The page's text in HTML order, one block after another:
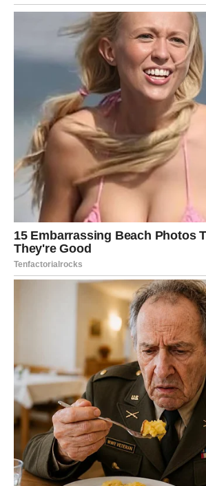
jasnim pravcem. Ako si rasut na više
započinješ mnogo, a završavaš malo,
pritisak da se konačno odlučiš gde
energiju. Karma te ne kažnjava – ona
Mogući su razgovori sa autoritetima,
deluju primamljivo, ali ćeš morati da
„Da li je ovo samo zanimljivo ili je
vremena?“
Finansije se stabilizuju
da se oslanjaš na improvizaciju i
strategiju, koliko god ti to delovalo
Ako si ranije menjao planove iz straha
sada shvataš da jeneodlučnost
najskuplji
Karmička poruka za posao i novac:
Uspeh dolazi kada prestaneš da trčiš
UNUTRAŠNJA
TRANSFORMACIJA –
KOJA DONOSI